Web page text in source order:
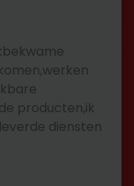
producten,ik
diensten